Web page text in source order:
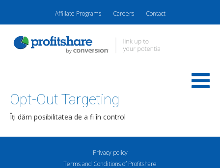
Affiliate Programs Careers Contact
Opt-Out Targeting
Îți dăm posibilitatea de a fi în control
Privacy policy
Terms and Conditions of Profitshare